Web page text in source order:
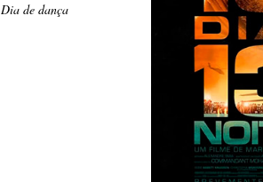
Dia de dança